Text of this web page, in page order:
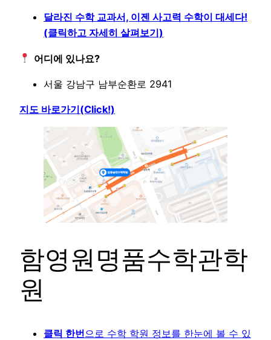
달라진 수학 교과서, 이젠 사고력 수학이 대세다!
(클릭하고 자세히 살펴보기)
어디에 있나요?
서울 강남구 남부순환로 2941
지도 바로가기(Click!)
함영원명품수학관학
원
클릭 한번으로 수학 학원 정보를 한눈에 볼 수 있